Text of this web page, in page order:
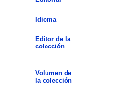
Idioma
Editor de la
colección
Volumen de
la colección